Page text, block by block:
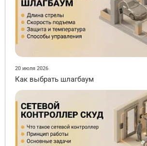
20 июля 2026
Как выбрать шлагбаум